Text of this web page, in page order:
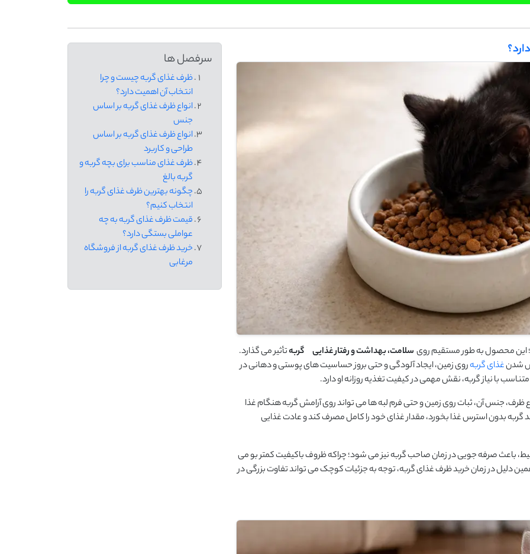
این محصول به‌ طور مستقیم روی سلامت، بهداشت و رفتار غذایی گربهتأثیر می ‌گذارد.
شدنغذای گربهروی زمین، ایجاد آلودگی و حتی بروز حساسیت ‌های پوستی و دهانی در
با نیاز گربه، نقش مهمی در کیفیت تغذیه روزانه او دارد.
جنس آن، ثبات روی زمین و حتی فرم لبه‌ ها می‌ تواند روی آرامش گربه هنگام غذا
بدون استرس غذا بخورد، مقدار غذای خود را کامل مصرف کند و عادت غذایی
باعث صرفه‌ جویی در زمان صاحب گربه نیز می ‌شود؛ چراکه ظروف باکیفیت کمتر بو می‌
دلیل در زمان خرید ظرف غذای گربه، توجه به جزئیات کوچک می ‌تواند تفاوت بزرگی در
سرفصل ها
ظرف غذای گربه چیست و چرا
انتخاب آن اهمیت دارد؟
انواع ظرف غذای گربه بر اساس
جنس
انواع ظرف غذای گربه بر اساس
طراحی و کاربرد
ظرف غذای مناسب برای بچه ‌گربه و
گربه بالغ
چگونه بهترین ظرف غذای گربه را
انتخاب کنیم؟
قیمت ظرف غذای گربه به چه
عواملی بستگی دارد؟
خرید ظرف غذای گربه از فروشگاه
مرغابی